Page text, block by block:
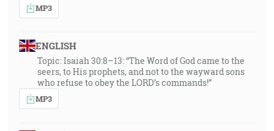
MP3
ENGLISH
Topic: Isaiah 30:8–13: “The Word of God came to the
seers, to His prophets, and not to the wayward sons
who refuse to obey the LORD’s commands!”
MP3